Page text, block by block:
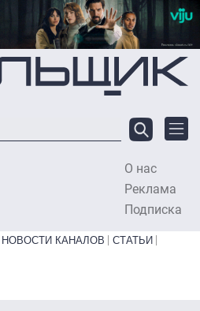
О нас
Реклама
Подписка
НОВОСТИ КАНАЛОВ
СТАТЬИ